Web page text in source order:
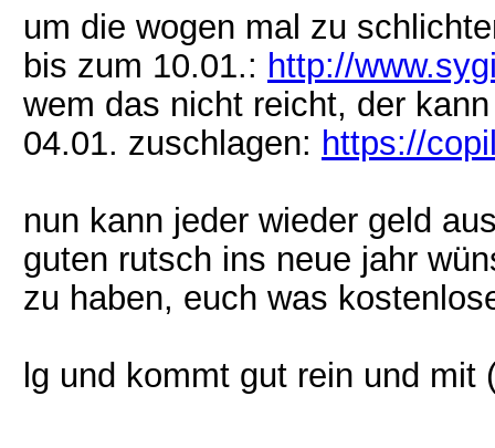
um die wogen mal zu
bis zum 10.01.: http://
wem das nicht reicht, der
04.01. zuschlagen: https://
nun kann jeder wieder geld
guten rutsch ins neue jahr
zu haben, euch was
lg und kommt gut rein und